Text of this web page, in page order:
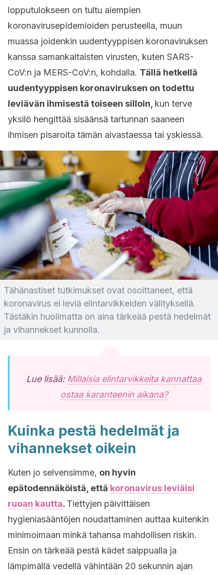
lopputulokseen on tultu aiempien
koronavirusepidemioiden perusteella, muun
muassa joidenkin uudentyyppisen koronaviruksen
kanssa samankaltaisten virusten, kuten SARS-
CoV:n ja MERS-CoV:n, kohdalla. Tällä hetkellä
uudentyyppisen koronaviruksen on todettu
leviävän ihmisestä toiseen silloin, kun terve
yksilö hengittää sisäänsä tartunnan saaneen
ihmisen pisaroita tämän aivastaessa tai yskiessä.
Tähänastiset tutkimukset ovat osoittaneet, että
koronavirus ei leviä elintarvikkeiden välityksellä.
Tästäkin huolimatta on aina tärkeää pestä hedelmät
ja vihannekset kunnolla.
Lue lisää: Millaisia elintarvikkeita kannattaa
ostaa karanteenin aikana?
Kuinka pestä hedelmät ja
vihannekset oikein
Kuten jo selvensimme, on hyvin
epätodennäköistä, että koronavirus leviäisi
ruoan kautta. Tiettyjen päivittäisen
hygieniasääntöjen noudattaminen auttaa kuitenkin
minimoimaan minkä tahansa mahdollisen riskin.
Ensin on tärkeää pestä kädet saippualla ja
lämpimällä vedellä vähintään 20 sekunnin ajan